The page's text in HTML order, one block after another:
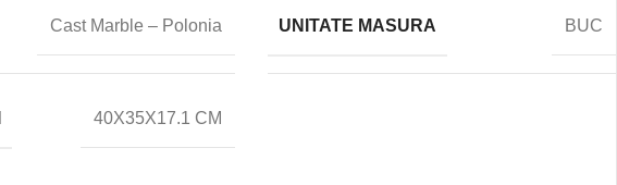
Cast Marble – Polonia UNITATE MASURA BUC
40X35X17.1 CM